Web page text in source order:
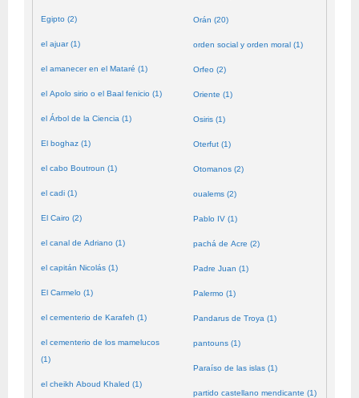
Egipto (2)
el ajuar (1)
el amanecer en el Mataré (1)
el Apolo sirio o el Baal fenicio (1)
el Árbol de la Ciencia (1)
El boghaz (1)
el cabo Boutroun (1)
el cadi (1)
El Cairo (2)
el canal de Adriano (1)
el capitán Nicolás (1)
El Carmelo (1)
el cementerio de Karafeh (1)
el cementerio de los mamelucos
(1)
el cheikh Aboud Khaled (1)
Orán (20)
orden social y orden moral (1)
Orfeo (2)
Oriente (1)
Osiris (1)
Oterfut (1)
Otomanos (2)
oualems (2)
Pablo IV (1)
pachá de Acre (2)
Padre Juan (1)
Palermo (1)
Pandarus de Troya (1)
pantouns (1)
Paraíso de las islas (1)
partido castellano mendicante (1)